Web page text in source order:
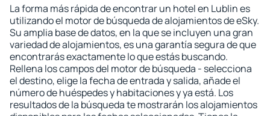
La forma más rápida de encontrar un hotel en Lublin es
utilizando el motor de búsqueda de alojamientos de eSky.
Su amplia base de datos, en la que se incluyen una gran
variedad de alojamientos, es una garantía segura de que
encontrarás exactamente lo que estás buscando.
Rellena los campos del motor de búsqueda - selecciona
el destino, elige la fecha de entrada y salida, añade el
número de huéspedes y habitaciones y ya está. Los
resultados de la búsqueda te mostrarán los alojamientos